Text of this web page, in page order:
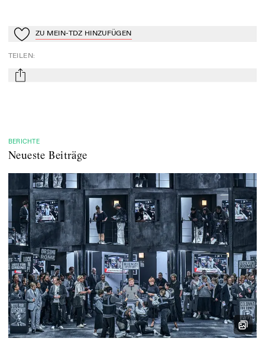
Zu Mein-TdZ hinzufügen
ZU MEIN-TDZ HINZUFÜGEN
TEILEN:
mail
BERICHTE
Neueste Beiträge